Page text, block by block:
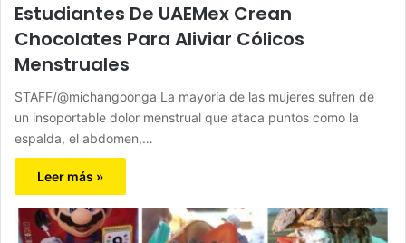
Estudiantes De UAEMex Crean
Chocolates Para Aliviar Cólicos
Menstruales
STAFF/@michangoonga La mayoría de las mujeres sufren de
un insoportable dolor menstrual que ataca puntos como la
espalda, el abdomen,…
Leer más »